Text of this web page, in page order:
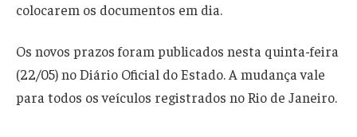
colocarem os documentos em dia.
Os novos prazos foram publicados nesta quinta-feira
(22/05) no Diário Oficial do Estado. A mudança vale
para todos os veículos registrados no Rio de Janeiro.